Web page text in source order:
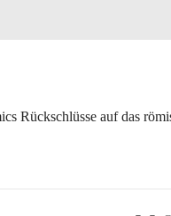
Rückschlüsse auf das